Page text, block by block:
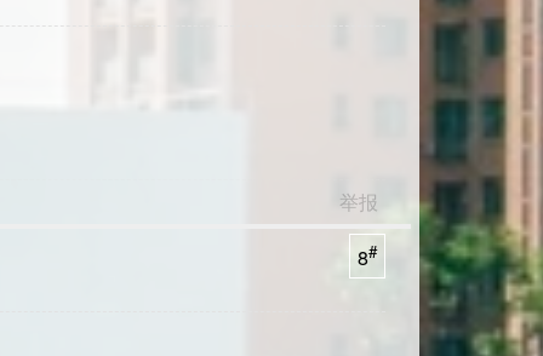
举报
8#